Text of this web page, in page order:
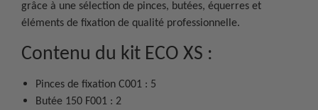
grâce à une sélection de pinces, butées, équerres et
éléments de fixation de qualité professionnelle.
Contenu du kit ECO XS :
Pinces de fixation C001 : 5
Butée 150 F001 : 2